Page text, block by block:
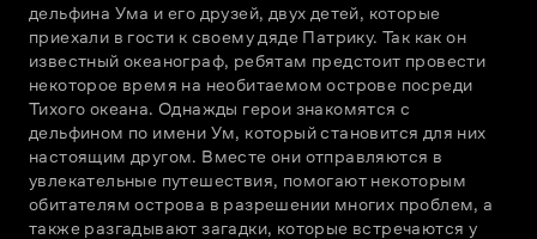
дельфина Ума и его друзей, двух детей, которые
приехали в гости к своему дяде Патрику. Так как он
известный океанограф, ребятам предстоит провести
некоторое время на необитаемом острове посреди
Тихого океана. Однажды герои знакомятся с
дельфином по имени Ум, который становится для них
настоящим другом. Вместе они отправляются в
увлекательные путешествия, помогают некоторым
обитателям острова в разрешении многих проблем, а
также разгадывают загадки, которые встречаются у